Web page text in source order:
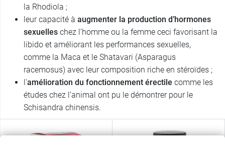
la Rhodiola ;
leur capacité à augmenter la production d’hormones
sexuelles chez l’homme ou la femme ceci favorisant la
libido et améliorant les performances sexuelles,
comme la Maca et le Shatavari (Asparagus
racemosus) avec leur composition riche en stéroïdes ;
l'amélioration du fonctionnement érectile comme les
études chez l’animal ont pu le démontrer pour le
Schisandra chinensis.